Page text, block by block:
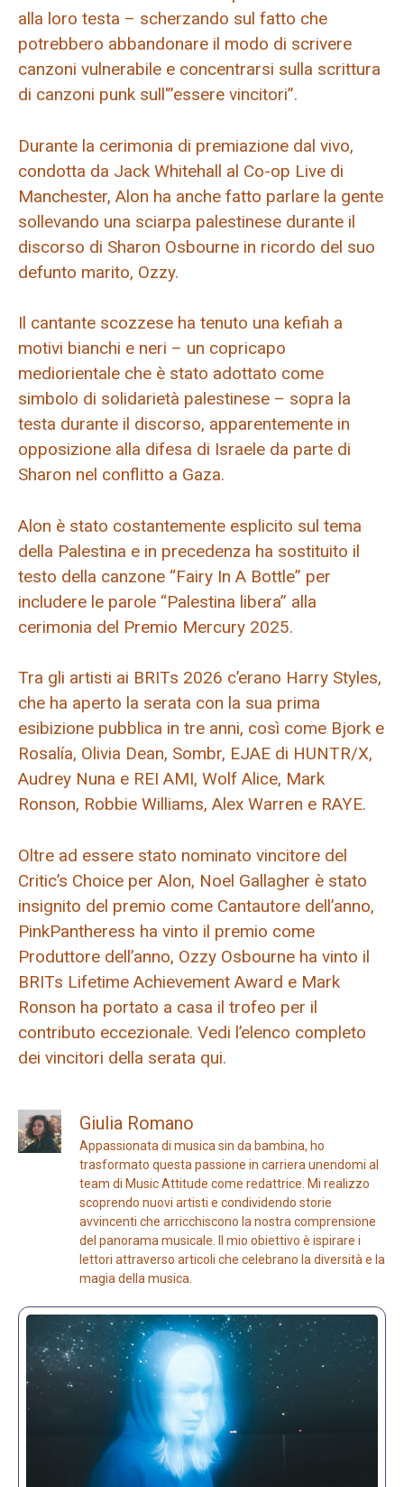
alla loro testa – scherzando sul fatto che
potrebbero abbandonare il modo di scrivere
canzoni vulnerabile e concentrarsi sulla scrittura
di canzoni punk sull'”essere vincitori”.
Durante la cerimonia di premiazione dal vivo,
condotta da Jack Whitehall al Co-op Live di
Manchester, Alon ha anche fatto parlare la gente
sollevando una sciarpa palestinese durante il
discorso di Sharon Osbourne in ricordo del suo
defunto marito, Ozzy.
Il cantante scozzese ha tenuto una kefiah a
motivi bianchi e neri – un copricapo
mediorientale che è stato adottato come
simbolo di solidarietà palestinese – sopra la
testa durante il discorso, apparentemente in
opposizione alla difesa di Israele da parte di
Sharon nel conflitto a Gaza.
Alon è stato costantemente esplicito sul tema
della Palestina e in precedenza ha sostituito il
testo della canzone “Fairy In A Bottle” per
includere le parole “Palestina libera” alla
cerimonia del Premio Mercury 2025.
Tra gli artisti ai BRITs 2026 c’erano Harry Styles,
che ha aperto la serata con la sua prima
esibizione pubblica in tre anni, così come Bjork e
Rosalía, Olivia Dean, Sombr, EJAE di HUNTR/X,
Audrey Nuna e REI AMI, Wolf Alice, Mark
Ronson, Robbie Williams, Alex Warren e RAYE.
Oltre ad essere stato nominato vincitore del
Critic’s Choice per Alon, Noel Gallagher è stato
insignito del premio come Cantautore dell’anno,
PinkPantheress ha vinto il premio come
Produttore dell’anno, Ozzy Osbourne ha vinto il
BRITs Lifetime Achievement Award e Mark
Ronson ha portato a casa il trofeo per il
contributo eccezionale. Vedi l’elenco completo
dei vincitori della serata qui.
Giulia Romano
Appassionata di musica sin da bambina, ho
trasformato questa passione in carriera unendomi al
team di Music Attitude come redattrice. Mi realizzo
scoprendo nuovi artisti e condividendo storie
avvincenti che arricchiscono la nostra comprensione
del panorama musicale. Il mio obiettivo è ispirare i
lettori attraverso articoli che celebrano la diversità e la
magia della musica.